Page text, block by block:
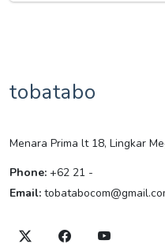
tobatabo
Menara Prima lt 18, Lingkar
Phone: +62 21 -
Email: